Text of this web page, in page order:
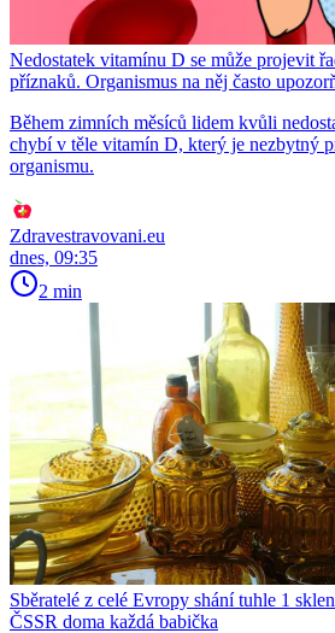
Nedostatek vitamínu D se může projevit
příznaků. Organismus na něj často
Během zimních měsíců lidem kvůli
chybí v těle vitamín D, který je nezbytný
organismu.
Zdravestravovani.eu
dnes, 09:35
2 min
Sběratelé z celé Evropy shání tuhle 1
ČSSR doma každá babička